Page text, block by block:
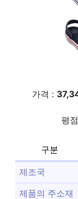
가격 :
평
구분
제조국
제품의 주소재